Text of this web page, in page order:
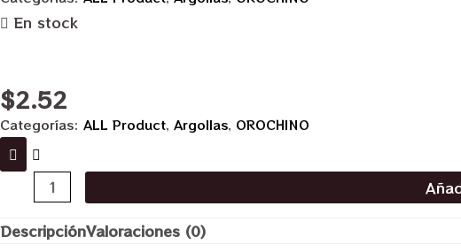
En stock
$2.52
Categorías: ALL Product, Argollas, OROCHINO
Argollas
orochino
#1.5
DescripciónValoraciones (0)